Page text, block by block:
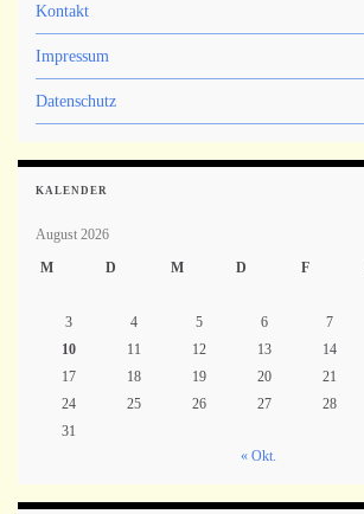
Kontakt
Impressum
Datenschutz
KALENDER
August 2026
M
D M D F
3
4 5 6 7
10
11 12 13 14
17
18 19 20 21
24
25 26 27 28
31
« Okt.